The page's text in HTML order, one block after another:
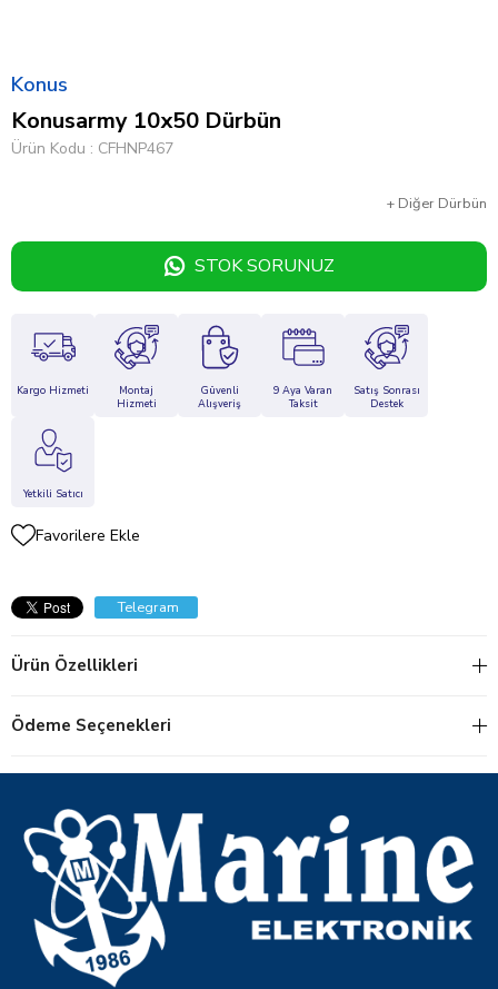
Konus
Konusarmy 10x50 Dürbün
Ürün Kodu CFHNP467
+ Diğer Dürbün
STOK SORUNUZ
Kargo Hizmeti
Montaj
Hizmeti
Güvenli
Alışveriş
9 Aya Varan
Taksit
Satış Sonrası
Destek
Yetkili Satıcı
Favorilere Ekle
Telegram
Ürün Özellikleri
Ödeme Seçenekleri